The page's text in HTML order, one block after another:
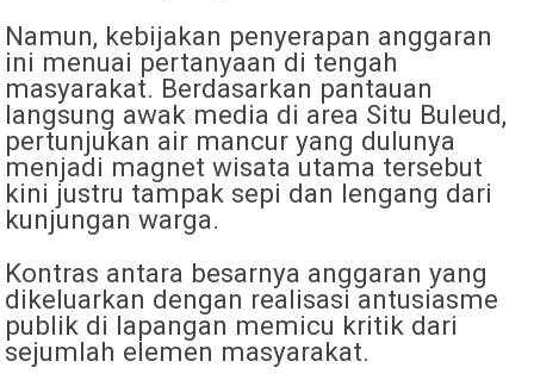
​Namun, kebijakan penyerapan anggaran
ini menuai pertanyaan di tengah
masyarakat. Berdasarkan pantauan
langsung awak media di area Situ Buleud,
pertunjukan air mancur yang dulunya
menjadi magnet wisata utama tersebut
kini justru tampak sepi dan lengang dari
kunjungan warga.
​Kontras antara besarnya anggaran yang
dikeluarkan dengan realisasi antusiasme
publik di lapangan memicu kritik dari
sejumlah elemen masyarakat.